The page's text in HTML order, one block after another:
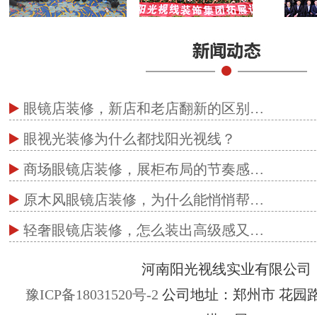
眼镜店装修，新店和老店翻新的区别…
眼视光装修为什么都找阳光视线？
商场眼镜店装修，展柜布局的节奏感…
原木风眼镜店装修，为什么能悄悄帮…
轻奢眼镜店装修，怎么装出高级感又…
河南阳光视线实业有限公司
豫ICP备18031520号-2 公司地址：郑州市 花园